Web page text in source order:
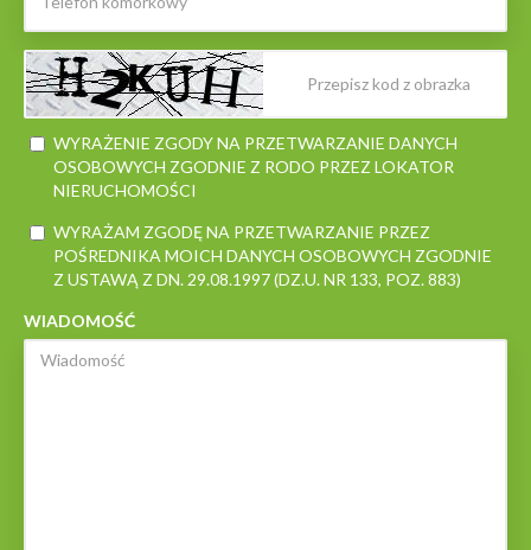
WYRAŻENIE ZGODY NA PRZETWARZANIE DANYCH
OSOBOWYCH ZGODNIE Z RODO PRZEZ LOKATOR
NIERUCHOMOŚCI
WYRAŻAM ZGODĘ NA PRZETWARZANIE PRZEZ
POŚREDNIKA MOICH DANYCH OSOBOWYCH ZGODNIE
Z USTAWĄ Z DN. 29.08.1997 (DZ.U. NR 133, POZ. 883)
WIADOMOŚĆ